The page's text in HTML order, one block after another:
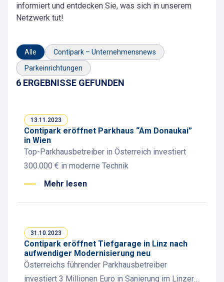
informiert und entdecken Sie, was sich in unserem
Netzwerk tut!
Alle
Contipark – Unternehmensnews
Parkeinrichtungen
6 ERGEBNISSE GEFUNDEN
13.11.2023
Contipark eröffnet Parkhaus “Am Donaukai”
in Wien
Top-Parkhausbetreiber in Österreich investiert
300.000 € in moderne Technik
Mehr lesen
31.10.2023
Contipark eröffnet Tiefgarage in Linz nach
aufwendiger Modernisierung neu
Österreichs führender Parkhausbetreiber
investiert 3 Millionen Euro in Sanierung im Linzer